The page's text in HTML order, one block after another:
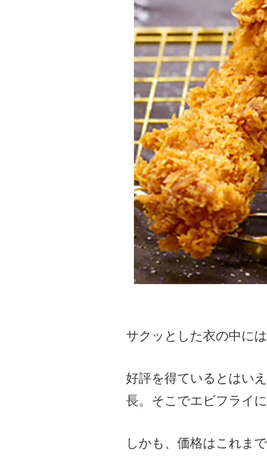
サクッとした衣の中に
好評を得ているとはい
長。そこでエビフライ
しかも、価格はこれま